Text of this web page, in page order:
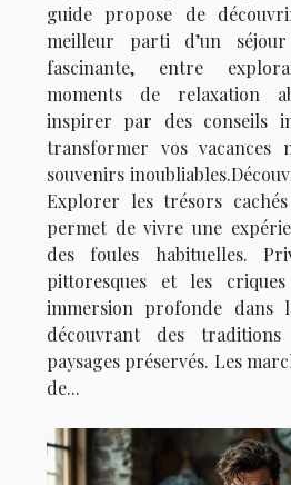
guide propose de
meilleur parti d’un
fascinante, entre
moments de relaxation
inspirer par des conseils
transformer vos vacances
souvenirs
Explorer les trésors
permet de vivre une
des foules habituelles.
pittoresques et les
immersion profonde dans
découvrant des
paysages préservés. Les
de...